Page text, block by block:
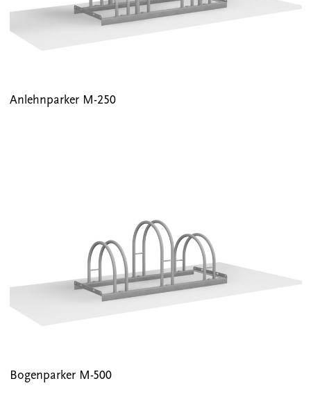
Anlehnparker M-250
Bogenparker M-500